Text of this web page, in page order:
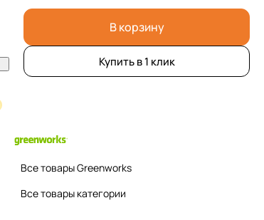
В корзину
Купить в 1 клик
Все товары Greenworks
Все товары категории